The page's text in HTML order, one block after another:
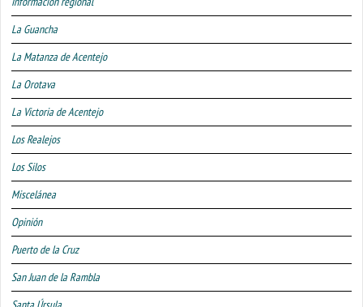
La Guancha
La Matanza de Acentejo
La Orotava
La Victoria de Acentejo
Los Realejos
Los Silos
Miscelánea
Opinión
Puerto de la Cruz
San Juan de la Rambla